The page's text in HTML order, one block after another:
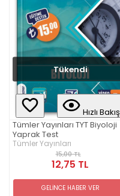
Tükendi
Hızlı Bakış
Tümler Yayınları TYT Biyoloji
Yaprak Test
Tümler Yayınları
15,00 TL
12,75 TL
GELİNCE HABER VER